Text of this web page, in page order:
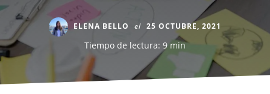
ELENA BELLO el 25 OCTUBRE, 2021
Tiempo de lectura: 9 min